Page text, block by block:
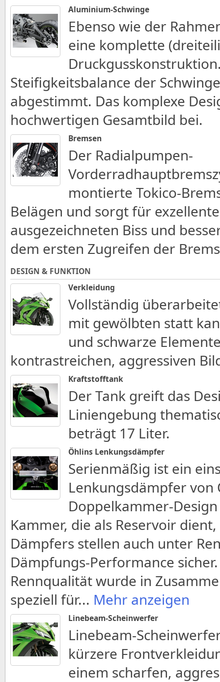
Aluminium-Schwinge
Ebenso wie der
eine komplette
Steifigkeitsbalance der
abgestimmt. Das komplexe
hochwertigen Gesamtbild bei.
Bremsen
Der Radialpumpen-
montierte Tokico-
Belägen und sorgt für
ausgezeichneten Biss und
dem ersten Zugreifen der
DESIGN & FUNKTION
Verkleidung
Vollständig
mit gewölbten statt
und schwarze
kontrastreichen, aggressiven
Kraftstofftank
Der Tank greift das
Liniengebung
beträgt 17 Liter.
Öhlins Lenkungsdämpfer
Serienmäßig ist ein
Lenkungsdämpfer von
Doppelkammer-
Kammer, die als Reservoir
Dämpfers stellen auch unter
Dämpfungs-Performance
Rennqualität wurde in
speziell für... Mehr anzeigen
Linebeam-Scheinwerfer
Linebeam-
kürzere
einem scharfen,